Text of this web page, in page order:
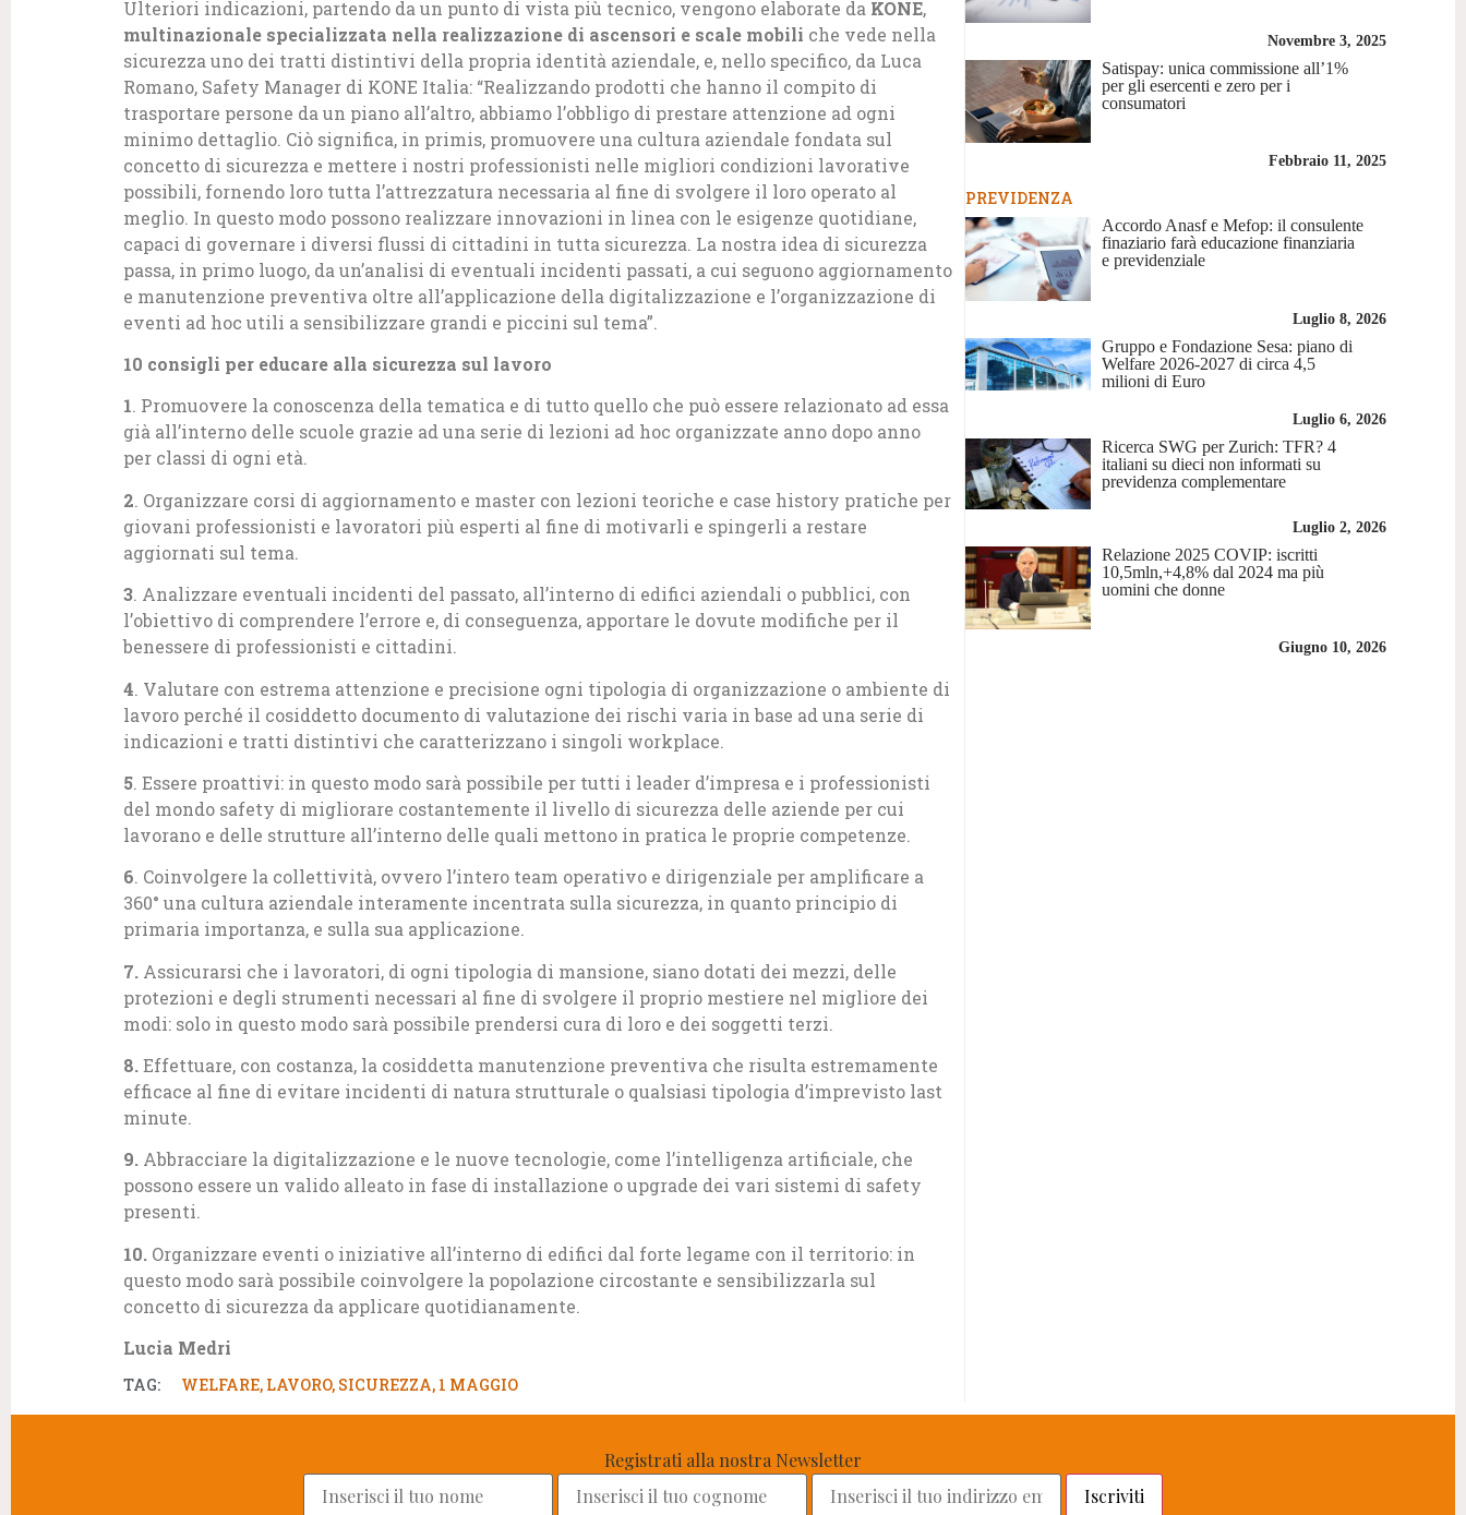
Ulteriori indicazioni, partendo da un punto di vista più tecnico, vengono elaborate da KONE,
multinazionale specializzata nella realizzazione di ascensori e scale mobili che vede nella
sicurezza uno dei tratti distintivi della propria identità aziendale, e, nello specifico, da Luca
Romano, Safety Manager di KONE Italia: “Realizzando prodotti che hanno il compito di
trasportare persone da un piano all’altro, abbiamo l’obbligo di prestare attenzione ad ogni
minimo dettaglio. Ciò significa, in primis, promuovere una cultura aziendale fondata sul
concetto di sicurezza e mettere i nostri professionisti nelle migliori condizioni lavorative
possibili, fornendo loro tutta l’attrezzatura necessaria al fine di svolgere il loro operato al
meglio. In questo modo possono realizzare innovazioni in linea con le esigenze quotidiane,
capaci di governare i diversi flussi di cittadini in tutta sicurezza. La nostra idea di sicurezza
passa, in primo luogo, da un’analisi di eventuali incidenti passati, a cui seguono aggiornamento
e manutenzione preventiva oltre all’applicazione della digitalizzazione e l’organizzazione di
eventi ad hoc utili a sensibilizzare grandi e piccini sul tema”.
10 consigli per educare alla sicurezza sul lavoro
1. Promuovere la conoscenza della tematica e di tutto quello che può essere relazionato ad essa
già all’interno delle scuole grazie ad una serie di lezioni ad hoc organizzate anno dopo anno
per classi di ogni età.
2. Organizzare corsi di aggiornamento e master con lezioni teoriche e case history pratiche per
giovani professionisti e lavoratori più esperti al fine di motivarli e spingerli a restare
aggiornati sul tema.
3. Analizzare eventuali incidenti del passato, all’interno di edifici aziendali o pubblici, con
l’obiettivo di comprendere l’errore e, di conseguenza, apportare le dovute modifiche per il
benessere di professionisti e cittadini.
4. Valutare con estrema attenzione e precisione ogni tipologia di organizzazione o ambiente di
lavoro perché il cosiddetto documento di valutazione dei rischi varia in base ad una serie di
indicazioni e tratti distintivi che caratterizzano i singoli workplace.
5. Essere proattivi: in questo modo sarà possibile per tutti i leader d’impresa e i professionisti
del mondo safety di migliorare costantemente il livello di sicurezza delle aziende per cui
lavorano e delle strutture all’interno delle quali mettono in pratica le proprie competenze.
6. Coinvolgere la collettività, ovvero l’intero team operativo e dirigenziale per amplificare a
360° una cultura aziendale interamente incentrata sulla sicurezza, in quanto principio di
primaria importanza, e sulla sua applicazione.
7. Assicurarsi che i lavoratori, di ogni tipologia di mansione, siano dotati dei mezzi, delle
protezioni e degli strumenti necessari al fine di svolgere il proprio mestiere nel migliore dei
modi: solo in questo modo sarà possibile prendersi cura di loro e dei soggetti terzi.
8.Effettuare, con costanza, la cosiddetta manutenzione preventiva che risulta estremamente
efficace al fine di evitare incidenti di natura strutturale o qualsiasi tipologia d’imprevisto last
minute.
9. Abbracciare la digitalizzazione e le nuove tecnologie, come l’intelligenza artificiale, che
possono essere un valido alleato in fase di installazione o upgrade dei vari sistemi di safety
presenti.
10. Organizzare eventi o iniziative all’interno di edifici dal forte legame con il territorio: in
questo modo sarà possibile coinvolgere la popolazione circostante e sensibilizzarla sul
concetto di sicurezza da applicare quotidianamente.
Lucia Medri
TAG: WELFARE, LAVORO, SICUREZZA, 1 MAGGIO
Novembre 3, 2025
Satispay: unica commissione all’1%
per gli esercenti e zero per i
consumatori
Febbraio 11, 2025
PREVIDENZA
Accordo Anasf e Mefop: il consulente
finaziario farà educazione finanziaria
e previdenziale
Luglio 8, 2026
Gruppo e Fondazione Sesa: piano di
Welfare 2026-2027 di circa 4,5
milioni di Euro
Luglio 6, 2026
Ricerca SWG per Zurich: TFR? 4
italiani su dieci non informati su
previdenza complementare
Luglio 2, 2026
Relazione 2025 COVIP: iscritti
10,5mln,+4,8% dal 2024 ma più
uomini che donne
Giugno 10, 2026
Registrati alla nostra Newsletter